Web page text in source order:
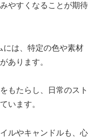
やすくなることが期待
には、特定の色や素材
あります。
もたらし、日常のスト
います。
ルやキャンドルも、心